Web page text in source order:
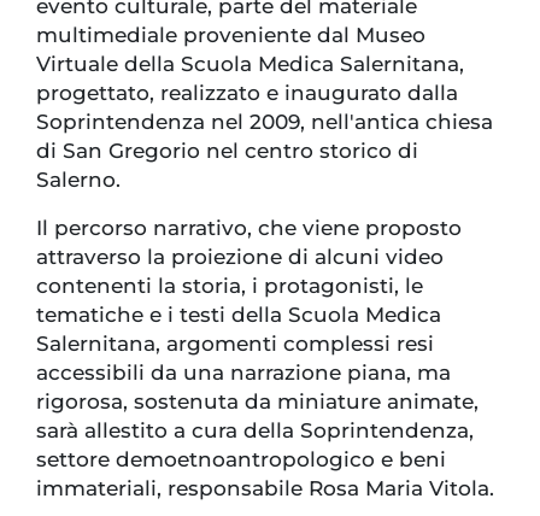
evento culturale, parte del materiale
multimediale proveniente dal Museo
Virtuale della Scuola Medica Salernitana,
progettato, realizzato e inaugurato dalla
Soprintendenza nel 2009, nell'antica chiesa
di San Gregorio nel centro storico di
Salerno.
Il percorso narrativo, che viene proposto
attraverso la proiezione di alcuni video
contenenti la storia, i protagonisti, le
tematiche e i testi della Scuola Medica
Salernitana, argomenti complessi resi
accessibili da una narrazione piana, ma
rigorosa, sostenuta da miniature animate,
sarà allestito a cura della Soprintendenza,
settore demoetnoantropologico e beni
immateriali, responsabile Rosa Maria Vitola.